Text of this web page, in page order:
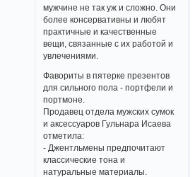
пола сейчас ломают голову над
тем, что подарить любимому
мужу, молодому человеку, коллеге
и шефу. Выбрать подарок
мужчине не так уж и сложно. Они
практичные и качественные
вещи, связанные с их работой и
увлечениями.
Фавориты в пятерке презентов
для сильного пола - портфели и
портмоне.
Продавец отдела мужских сумок
и аксессуаров Гульнара Исаева